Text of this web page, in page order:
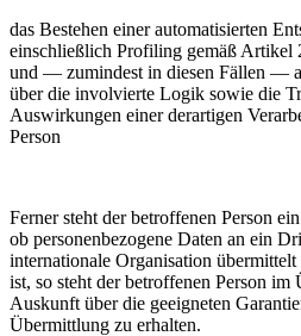
das Bestehen einer automatisierten
einschließlich Profiling gemäß
und — zumindest in diesen Fällen —
über die involvierte Logik sowie die
Auswirkungen einer derartigen
Person
Ferner steht der betroffenen Person
ob personenbezogene Daten an ein
internationale Organisation
ist, so steht der betroffenen Person im
Auskunft über die geeigneten
Übermittlung zu erhalten.